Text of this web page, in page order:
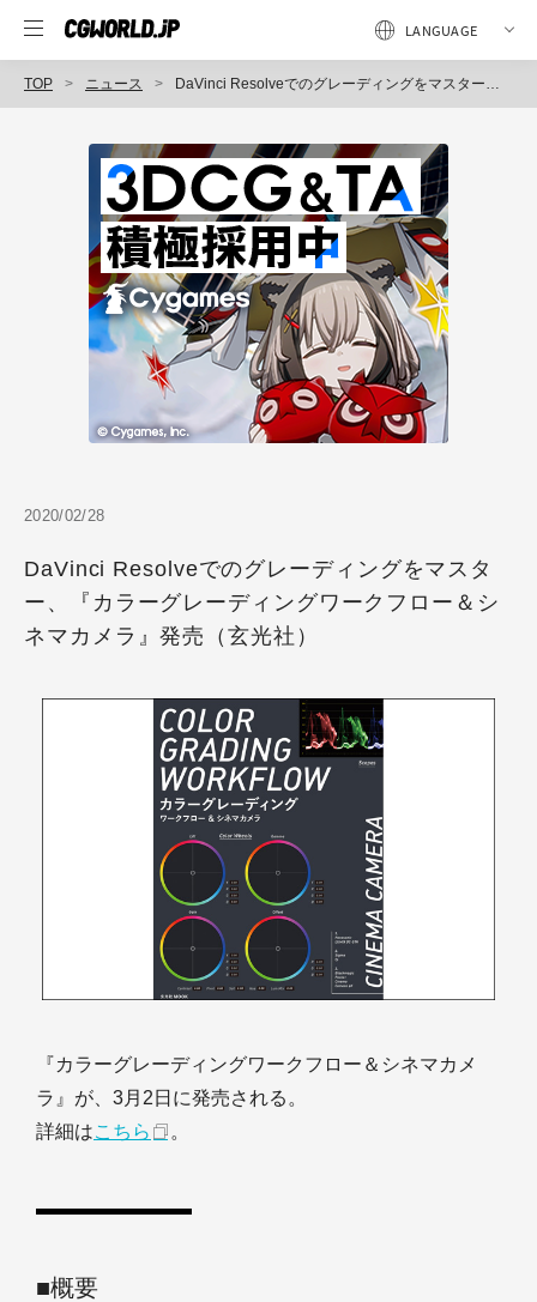
TOP ニュース DaVinci Resolveでのグレーディングをマスター、『カラーグレーディングワークフロー＆シネマカメラ』発売（玄光社）
2020/02/28
DaVinci Resolveでのグレーディングをマスタ
ー、『カラーグレーディングワークフロー＆シ
ネマカメラ』発売（玄光社）
『カラーグレーディングワークフロー＆シネマカメ
ラ』が、3月2日に発売される。
詳細はこちら 。
■概要